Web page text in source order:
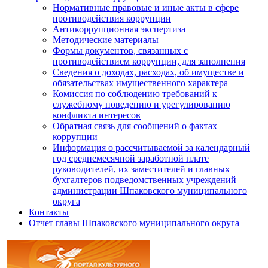
Нормативные правовые и иные акты в сфере
противодействия коррупции
Антикоррупционная экспертиза
Методические материалы
Формы документов, связанных с
противодействием коррупции, для заполнения
Сведения о доходах, расходах, об имуществе и
обязательствах имущественного характера
Комиссия по соблюдению требований к
служебному поведению и урегулированию
конфликта интересов
Обратная связь для сообщений о фактах
коррупции
Информация о рассчитываемой за календарный
год среднемесячной заработной плате
руководителей, их заместителей и главных
бухгалтеров подведомственных учреждений
администрации Шпаковского муниципального
округа
Контакты
Отчет главы Шпаковского муниципального округа